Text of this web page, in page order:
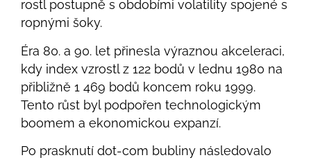
rostl postupně s obdobími volatility spojené s
ropnými šoky.
Éra 80. a 90. let přinesla výraznou akceleraci,
kdy index vzrostl z 122 bodů v lednu 1980 na
přibližně 1 469 bodů koncem roku 1999.
Tento růst byl podpořen technologickým
boomem a ekonomickou expanzí.
Po prasknutí dot-com bubliny následovalo